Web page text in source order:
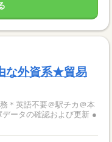
な外資系★貿易
＊英語不要＠駅チカ＠本
ータの確認および更新 ●